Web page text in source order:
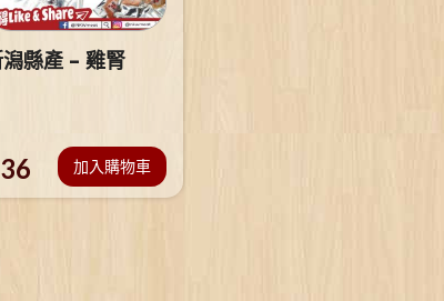
縣產 – 雞腎
36 加入購物車